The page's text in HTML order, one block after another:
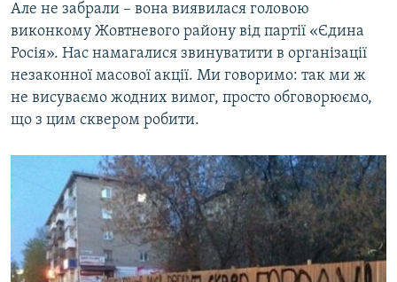
Але не забрали – вона виявилася головою
виконкому Жовтневого району від партії «Єдина
Росія». Нас намагалися звинуватити в організації
незаконної масової акції. Ми говоримо: так ми ж
не висуваємо жодних вимог, просто обговорюємо,
що з цим сквером робити.